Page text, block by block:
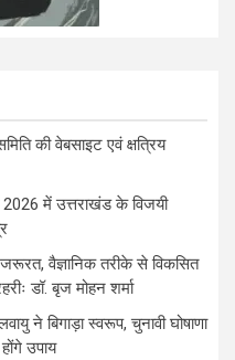
की वेबसाइट एवं क्षत्रिय
2026 में उत्तराखंड के विजयी
वैज्ञानिक तरीके से विकसित
डॉ. बृज मोहन शर्मा
ने बिगाड़ा स्वरूप, चुनावी घोषाणा
उपाय